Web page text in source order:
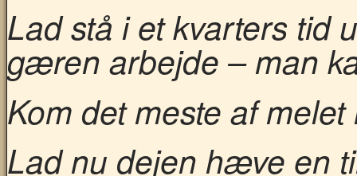
Lad stå i et kvarters tid
gæren arbejde – man
Kom det meste af
Lad nu dejen hæve en